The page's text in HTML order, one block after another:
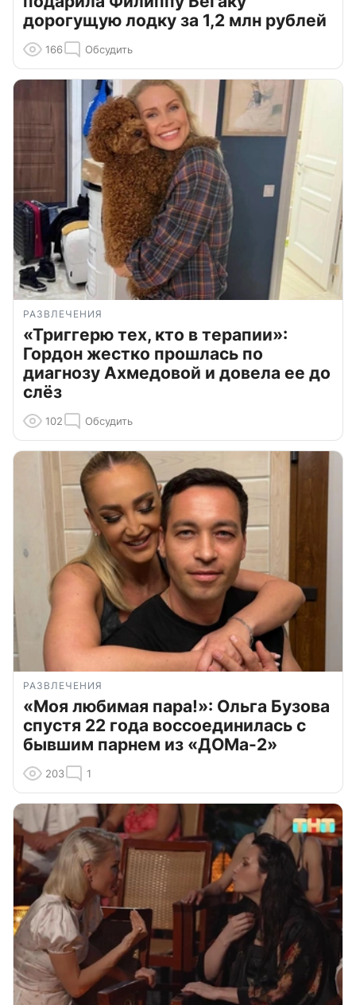
дорогущую лодку за 1,2 млн рублей
166 Обсудить
РАЗВЛЕЧЕНИЯ
«Триггерю тех, кто в терапии»:
Гордон жестко прошлась по
диагнозу Ахмедовой и довела ее до
слёз
102 Обсудить
РАЗВЛЕЧЕНИЯ
«Моя любимая пара!»: Ольга Бузова
спустя 22 года воссоединилась с
бывшим парнем из «ДОМа-2»
203 1